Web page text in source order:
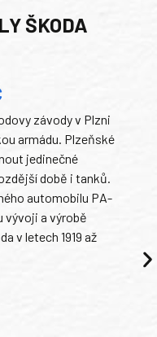
ŠKODA
závody v Plzni
armádu. Plzeňské
jedinečné
době i tanků.
automobilu PA-
vývoji a výrobě
v letech 1919 až